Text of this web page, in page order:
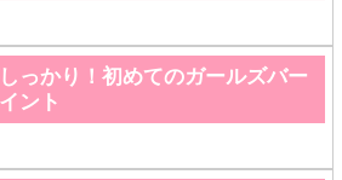
っかり！初めてのガールズバー
ント